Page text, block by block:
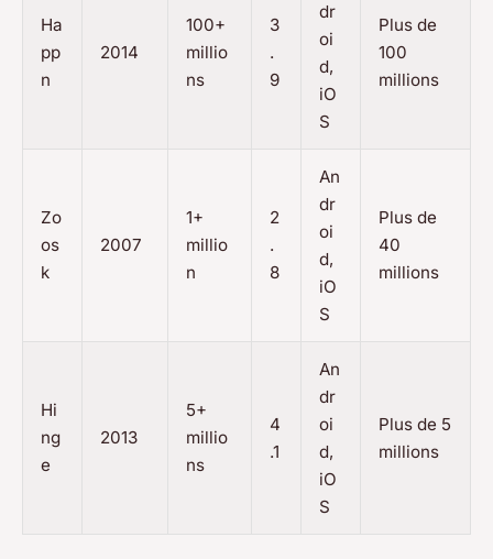
Ha
pp
n
2014
100+
millio
ns
3
.
9
dr
oi
d,
iO
S
Plus de
100
millions
Zo
os
k
2007
1+
millio
n
2
.
8
An
dr
oi
d,
iO
S
Plus de
40
millions
Hi
ng
e
2013
5+
millio
ns
4
.1
An
dr
oi
d,
iO
S
Plus de 5
millions